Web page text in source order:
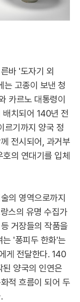
바 '도자기 외
는 고종이 보낸 청
카르노 대통령이
배치되어 140년 전
르기까지 양국 정
전시되어, 과거부
의 연대기를 입체
의 영역으로까지
스의 유명 수집가
거장들의 작품을
는 '퐁피두 한화'는
게 전달한다. 140
양국의 인연은
적 흐름이 되어 두